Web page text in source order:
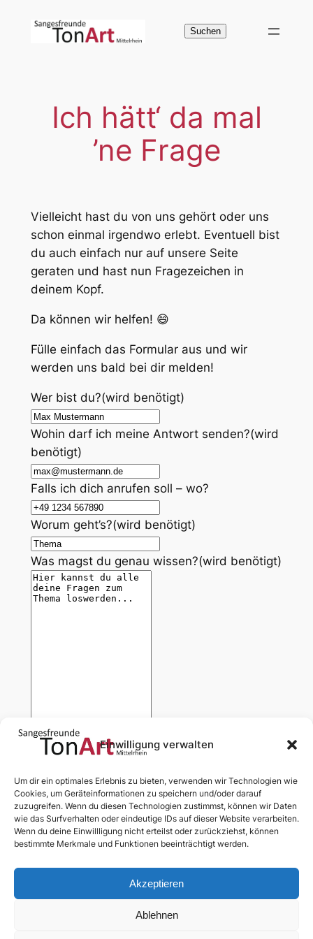
Einwilligung verwalten
Um dir ein optimales Erlebnis zu bieten, verwenden wir Technologien wie
Cookies, um Geräteinformationen zu speichern und/oder darauf
zuzugreifen. Wenn du diesen Technologien zustimmst, können wir Daten
wie das Surfverhalten oder eindeutige IDs auf dieser Website verarbeiten.
Wenn du deine Einwillligung nicht erteilst oder zurückziehst, können
bestimmte Merkmale und Funktionen beeinträchtigt werden.
Akzeptieren
Ablehnen
Suchen
Suchen
Ich hätt‘ da mal
’ne Frage
Vielleicht hast du von uns gehört oder uns
schon einmal irgendwo erlebt. Eventuell bist
du auch einfach nur auf unsere Seite
geraten und hast nun Fragezeichen in
deinem Kopf.
Da können wir helfen! 😄
Fülle einfach das Formular aus und wir
werden uns bald bei dir melden!
Wer bist du?(wird benötigt)
Wohin darf ich meine Antwort senden?(wird
benötigt)
Falls ich dich anrufen soll – wo?
Worum geht’s?(wird benötigt)
Was magst du genau wissen?(wird benötigt)
Durch die Übermittlung deiner Angaben
gibst du uns die Erlaubnis, dir E-Mails zu
senden. Du kannst dich jederzeit abmelden.